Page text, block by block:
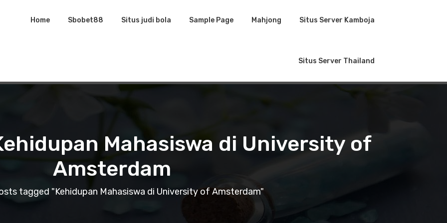
Home Sbobet88 Situs judi bola Sample Page Mahjong Situs Server Kamboja
Situs Server Thailand
Mahasiswa di University of
Amsterdam
tagged "Kehidupan Mahasiswa di University of Amsterdam"